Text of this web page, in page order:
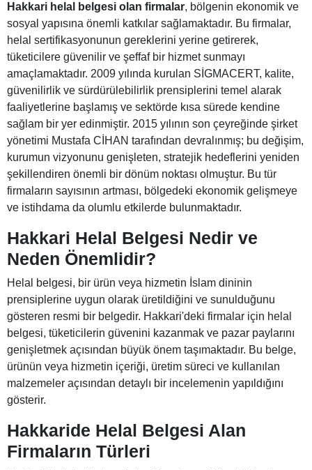
Hakkari helal belgesi olan firmalar, bölgenin ekonomik ve
sosyal yapısına önemli katkılar sağlamaktadır. Bu firmalar,
helal sertifikasyonunun gereklerini yerine getirerek,
tüketicilere güvenilir ve şeffaf bir hizmet sunmayı
amaçlamaktadır. 2009 yılında kurulan SİGMACERT, kalite,
güvenilirlik ve sürdürülebilirlik prensiplerini temel alarak
faaliyetlerine başlamış ve sektörde kısa sürede kendine
sağlam bir yer edinmiştir. 2015 yılının son çeyreğinde şirket
yönetimi Mustafa CİHAN tarafından devralınmış; bu değişim,
kurumun vizyonunu genişleten, stratejik hedeflerini yeniden
şekillendiren önemli bir dönüm noktası olmuştur. Bu tür
firmaların sayısının artması, bölgedeki ekonomik gelişmeye
ve istihdama da olumlu etkilerde bulunmaktadır.
Hakkari Helal Belgesi Nedir ve
Neden Önemlidir?
Helal belgesi, bir ürün veya hizmetin İslam dininin
prensiplerine uygun olarak üretildiğini ve sunulduğunu
gösteren resmi bir belgedir. Hakkari'deki firmalar için helal
belgesi, tüketicilerin güvenini kazanmak ve pazar paylarını
genişletmek açısından büyük önem taşımaktadır. Bu belge,
ürünün veya hizmetin içeriği, üretim süreci ve kullanılan
malzemeler açısından detaylı bir incelemenin yapıldığını
gösterir.
Hakkaride Helal Belgesi Alan
Firmaların Türleri